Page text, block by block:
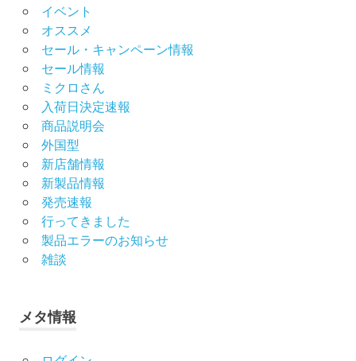
イベント
オススメ
セール・キャンペーン情報
セール情報
ミクロさん
入荷日決定速報
商品説明会
外国型
新店舗情報
新製品情報
発売速報
行ってきました
製品エラーのお知らせ
雑談
メタ情報